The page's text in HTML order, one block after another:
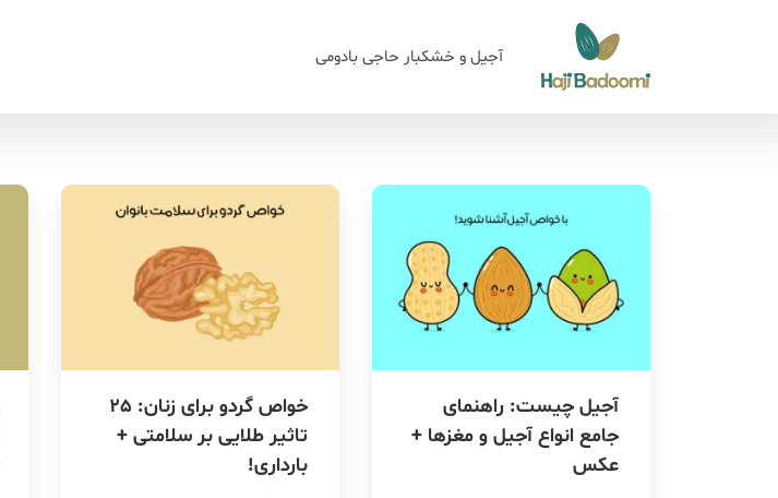
آجیل و خشکبار حاجی بادومی
آجیل چیست: راهنمای
جامع انواع آجیل و مغزها +
عکس
خواص گردو برای زنان: 25
تاثیر طلایی بر سلامتی +
بارداری!